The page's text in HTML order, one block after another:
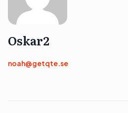
Oskar2
noah@getqte.se